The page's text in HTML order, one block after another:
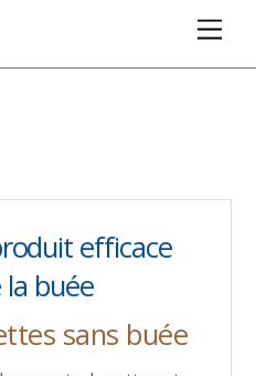
efficace
buée
sans buée